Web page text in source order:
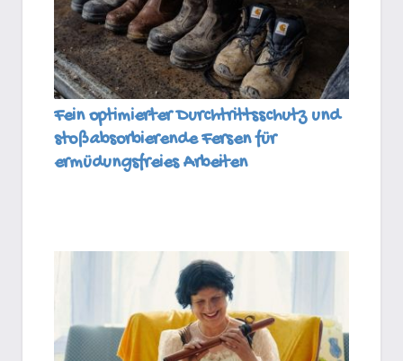
Fein optimierter Durchtrittsschutz und
stoßabsorbierende Fersen für
ermüdungsfreies Arbeiten